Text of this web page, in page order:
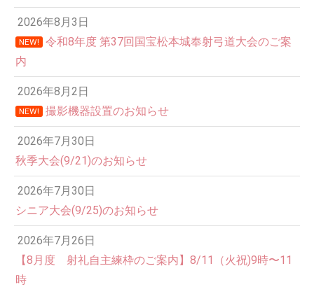
2026年8月3日
NEW!
令和8年度 第37回国宝松本城奉射弓道大会のご案
内
2026年8月2日
NEW! 撮影機器設置のお知らせ
2026年7月30日
秋季大会(9/21)のお知らせ
2026年7月30日
シニア大会(9/25)のお知らせ
2026年7月26日
【8月度 射礼自主練枠のご案内】8/11（火祝)9時〜11
時
12:00 AM